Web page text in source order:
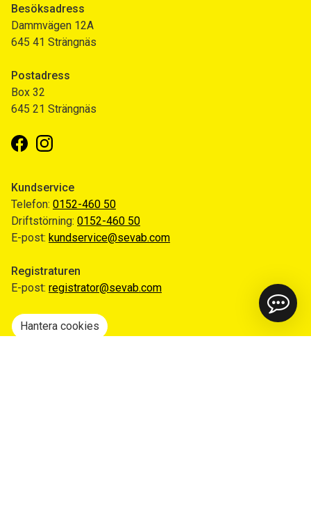
Besöksadress
Dammvägen 12A
645 41 Strängnäs
Postadress
Box 32
645 21 Strängnäs
FacebookInstagram
Kundservice
Telefon: 0152-460 50
Driftstörning: 0152-460 50
E-post: kundservice@sevab.com
Registraturen
E-post: registrator@sevab.com
Hantera cookies